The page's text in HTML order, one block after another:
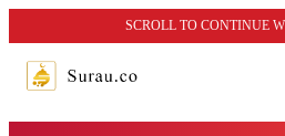
SCROLL TO CONTINUE